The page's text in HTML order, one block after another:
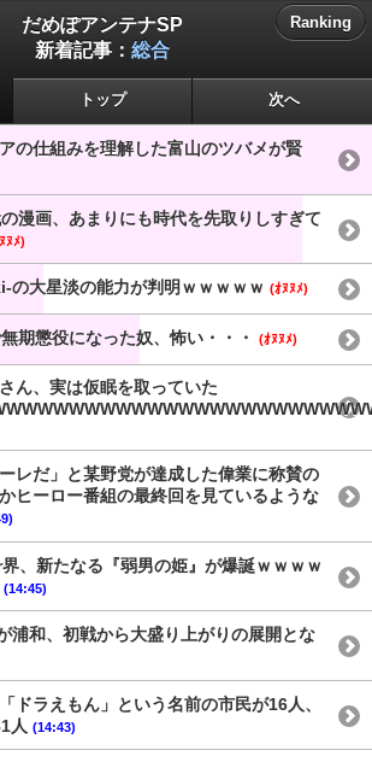
だめぽアンテナSP
新着記事： 総合
Ranking
トップ 次へ
アの仕組みを理解した富山のツバメが賢
の漫画、あまりにも時代を先取りしすぎて
ﾇﾒ)
の大星淡の能力が判明ｗｗｗｗｗ (ｵﾇﾇﾒ)
無期懲役になった奴、怖い・・・ (ｵﾇﾇﾒ)
ん、実は仮眠を取っていた
ーレだ」と某野党が達成した偉業に称賛の
ヒーロー番組の最終回を見ているような
、新たなる『弱男の姫』が爆誕ｗｗｗｗ
(14:45)
浦和、初戦から大盛り上がりの展開とな
ドラえもん」という名前の市民が16人、
人 (14:43)